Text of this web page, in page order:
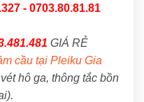
- 0703.80.81.81
GIÁ RẺ
cầu tại Pleiku Gia
hô ga, thông tắc bồn